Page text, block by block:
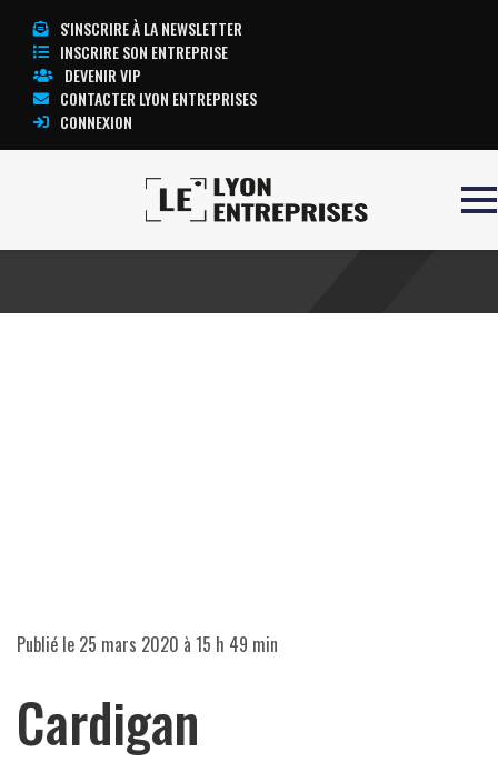
S'INSCRIRE À LA NEWSLETTER
INSCRIRE SON ENTREPRISE
DEVENIR VIP
CONTACTER LYON ENTREPRISES
CONNEXION
Publié le 25 mars 2020 à 15 h 49 min
Cardigan